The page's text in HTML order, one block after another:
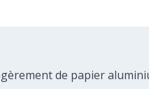
de papier